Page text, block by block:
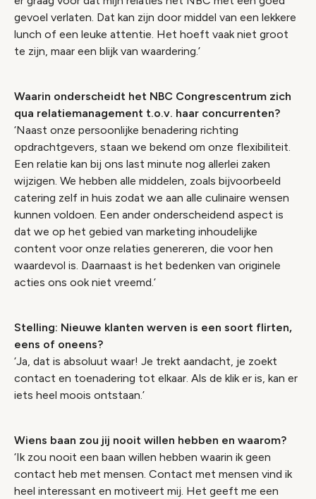
gevoel verlaten. Dat kan zijn door middel van een lekkere
lunch of een leuke attentie. Het hoeft vaak niet groot
te zijn, maar een blijk van waardering.’
Waarin onderscheidt het NBC Congrescentrum zich
qua relatiemanagement t.o.v. haar concurrenten?
‘Naast onze persoonlijke benadering richting
opdrachtgevers, staan we bekend om onze flexibiliteit.
Een relatie kan bij ons last minute nog allerlei zaken
wijzigen. We hebben alle middelen, zoals bijvoorbeeld
catering zelf in huis zodat we aan alle culinaire wensen
kunnen voldoen. Een ander onderscheidend aspect is
dat we op het gebied van marketing inhoudelijke
content voor onze relaties genereren, die voor hen
waardevol is. Daarnaast is het bedenken van originele
acties ons ook niet vreemd.’
Stelling: Nieuwe klanten werven is een soort flirten,
eens of oneens?
‘Ja, dat is absoluut waar! Je trekt aandacht, je zoekt
contact en toenadering tot elkaar. Als de klik er is, kan er
iets heel moois ontstaan.’
Wiens baan zou jij nooit willen hebben en waarom?
‘Ik zou nooit een baan willen hebben waarin ik geen
contact heb met mensen. Contact met mensen vind ik
heel interessant en motiveert mij. Het geeft me een